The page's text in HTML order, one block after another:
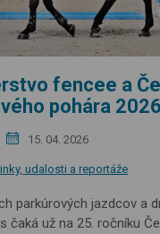
fencee a
pohára 2026
15. 04. 2026
udalosti a reportáže
parkúrových jazdcov a
čaká už na 25. ročníku